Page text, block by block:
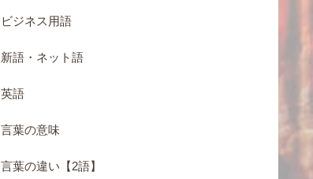
ビジネス用語
新語・ネット語
英語
言葉の意味
言葉の違い【2語】